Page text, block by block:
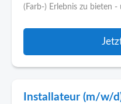
(Farb-) Erlebnis zu bieten -
Installateur (m/w/